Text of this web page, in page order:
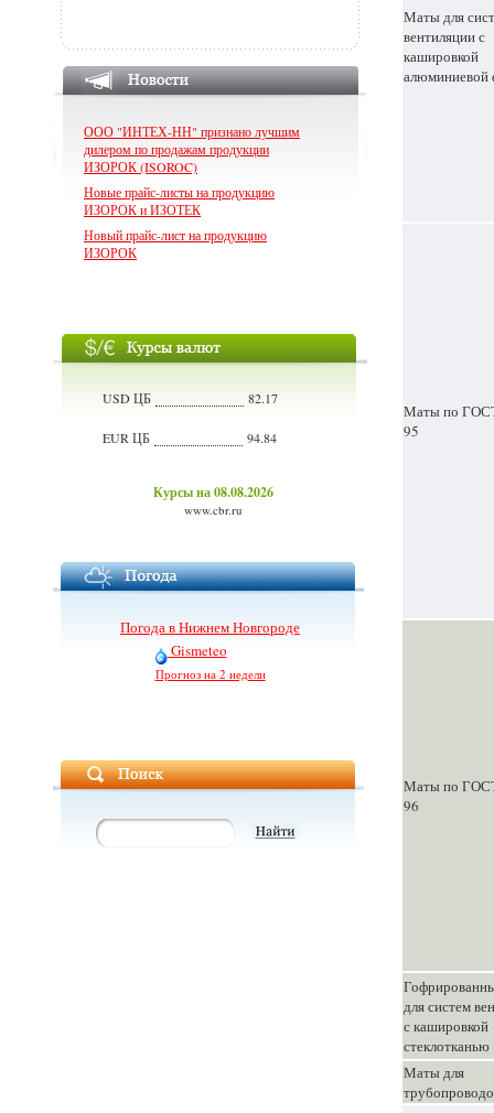
ООО "ИНТЕХ-НН" признано лучшим
дилером по продажам продукции
ИЗОРОК (ISOROC)
Новые прайс-листы на продукцию
ИЗОРОК и ИЗОТЕК
Новый прайс-лист на продукцию
ИЗОРОК
USD ЦБ 82.17
EUR ЦБ 94.84
Курсы на 08.08.2026
www.cbr.ru
Погода в Нижнем Новгороде
Gismeteo
Прогноз на 2 недели
Маты для
вентиляции с
кашировкой
алюминиевой
Маты по
95
Маты по
96
для систем
с кашировкой
стеклотканью
Маты для